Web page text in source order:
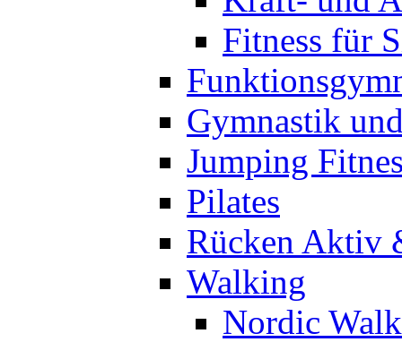
Fitness für
Gymnastik
Jumping
Pilates
Rücken Aktiv
Walking
Nordic